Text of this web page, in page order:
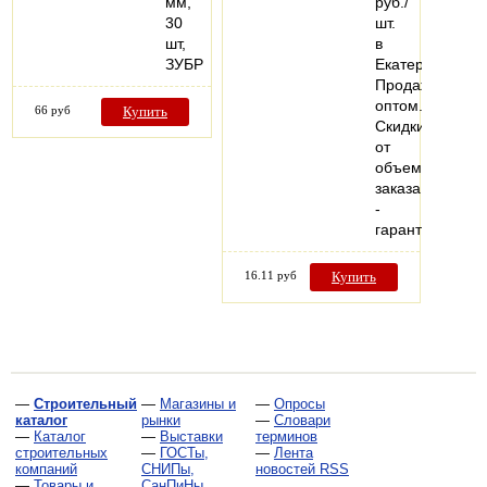
30
шт,
ЗУБР
66 руб Купить
шт.
в
Екатеринбурге.
Продажа
оптом.
Скидки
от
объема
заказа
-
гарантия…
16.11 руб Купить
— Строительный
каталог
— Каталог
строительных
компаний
— Магазины и
рынки
— Выставки
— ГОСТы,
СНИПы,
— Опросы
— Словари
терминов
— Лента
новостей RSS